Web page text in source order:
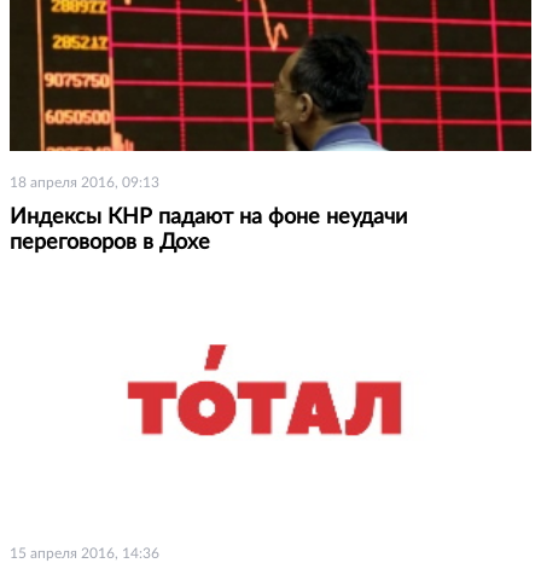
18 апреля 2016, 09:13
Индексы КНР падают на фоне неудачи
переговоров в Дохе
15 апреля 2016, 14:36